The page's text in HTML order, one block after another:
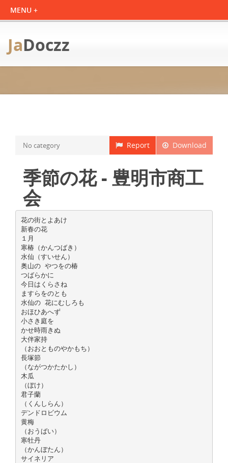
JaDoczz
Download
Report
No category
季節の花 - 豊明市商工
会
花の街とよあけ
新春の花
１月
寒椿（かんつばき）
水仙（すいせん）
奥山の やつをの椿
つばらかに
今日はくらさね
ますらをのとも
水仙の 花にむしろも
おほひあへず
小さき庭を
かせ時雨きぬ
大伴家持
（おおとものやかもち）
長塚節
（ながつかたかし）
木瓜
（ぼけ）
君子蘭
（くんしらん）
デンドロビウム
黄梅
（おうばい）
寒牡丹
（かんぼたん）
サイネリア